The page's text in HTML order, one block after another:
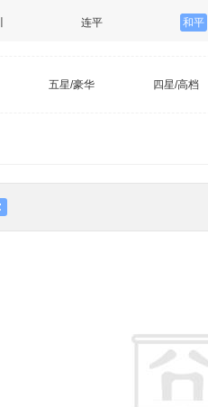
连平 和平
五星/豪华 四星/高档